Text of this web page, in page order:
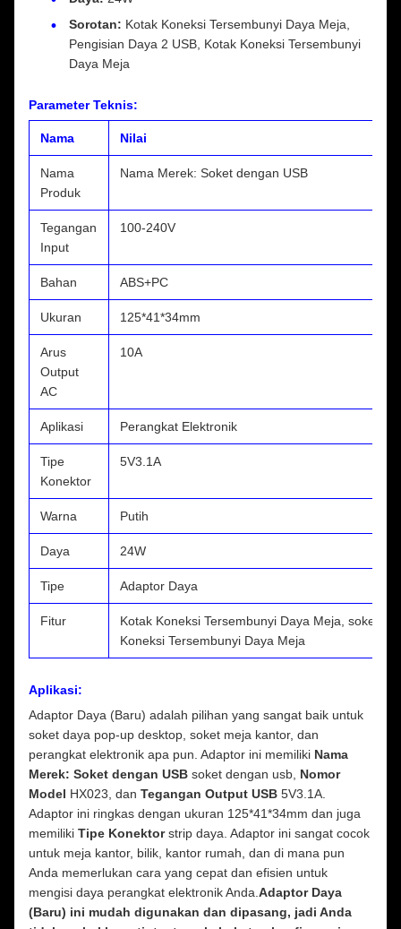
Sorotan: Kotak Koneksi Tersembunyi Daya Meja,
Pengisian Daya 2 USB, Kotak Koneksi Tersembunyi
Daya Meja
Parameter Teknis:
Nama Nilai
Nama
Produk
Nama Merek: Soket dengan USB
Tegangan
Input
100-240V
Bahan ABS+PC
Ukuran 125*41*34mm
Arus
Output
AC
10A
Aplikasi Perangkat Elektronik
Tipe
Konektor
5V3.1A
Warna Putih
Daya 24W
Tipe Adaptor Daya
Fitur
Kotak Koneksi Tersembunyi Daya Meja, soket
Koneksi Tersembunyi Daya Meja
Aplikasi:
Adaptor Daya (Baru) adalah pilihan yang sangat baik untuk
soket daya pop-up desktop, soket meja kantor, dan
perangkat elektronik apa pun. Adaptor ini memiliki Nama
Merek: Soket dengan USB soket dengan usb, Nomor
Model HX023, dan Tegangan Output USB 5V3.1A.
Adaptor ini ringkas dengan ukuran 125*41*34mm dan juga
memiliki Tipe Konektorstrip daya. Adaptor ini sangat cocok
untuk meja kantor, bilik, kantor rumah, dan di mana pun
Anda memerlukan cara yang cepat dan efisien untuk
mengisi daya perangkat elektronik Anda. Adaptor Daya
(Baru) ini mudah digunakan dan dipasang, jadi Anda